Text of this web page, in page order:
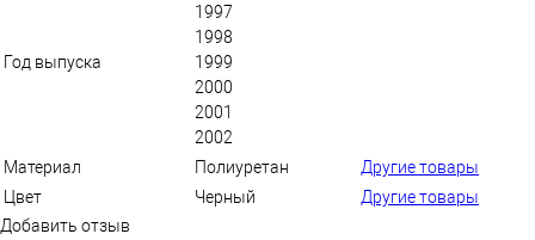
Год выпуска
1997
1998
1999
2000
2001
2002
Материал
Полиуретан
Другие товары
Цвет
Черный
Другие товары
Добавить отзыв